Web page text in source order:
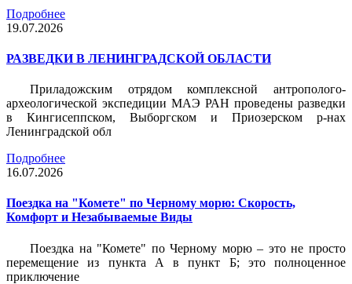
Подробнее
19.07.2026
РАЗВЕДКИ В ЛЕНИНГРАДСКОЙ ОБЛАСТИ
Приладожским отрядом комплексной антрополого-
археологической экспедиции МАЭ РАН проведены разведки
в Кингисеппском, Выборгском и Приозерском р-нах
Ленинградской обл
Подробнее
16.07.2026
Поездка на "Комете" по Черному морю: Скорость,
Комфорт и Незабываемые Виды
Поездка на "Комете" по Черному морю – это не просто
перемещение из пункта А в пункт Б; это полноценное
приключение